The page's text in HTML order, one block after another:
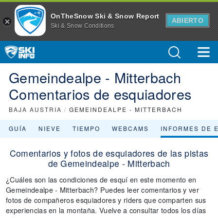
OnTheSnow Ski & Snow Report
Ski & Snow Conditions
ABIERTO
Gemeindealpe - Mitterbach
Comentarios de esquiadores
BAJA AUSTRIA / GEMEINDEALPE - MITTERBACH
GUÍA NIEVE TIEMPO WEBCAMS INFORMES DE
Comentarios y fotos de esquiadores de las pistas
de Gemeindealpe - Mitterbach
¿Cuáles son las condiciones de esquí en este momento en
Gemeindealpe - Mitterbach? Puedes leer comentarios y ver
fotos de compañeros esquiadores y riders que comparten sus
experiencias en la montaña. Vuelve a consultar todos los días